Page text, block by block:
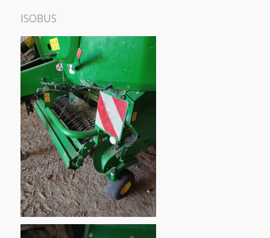
ISOBUS